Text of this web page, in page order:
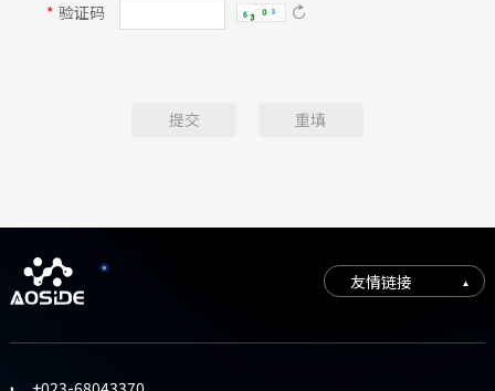
* 验证码 
提交 重填
友情链接